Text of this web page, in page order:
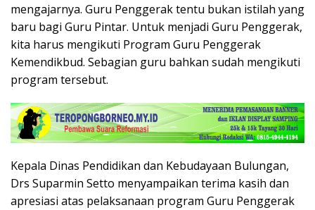
mengajarnya. Guru Penggerak tentu bukan istilah yang
baru bagi Guru Pintar. Untuk menjadi Guru Penggerak,
kita harus mengikuti Program Guru Penggerak
Kemendikbud. Sebagian guru bahkan sudah mengikuti
program tersebut.
Kepala Dinas Pendidikan dan Kebudayaan Bulungan,
Drs Suparmin Setto menyampaikan terima kasih dan
apresiasi atas pelaksanaan program Guru Penggerak